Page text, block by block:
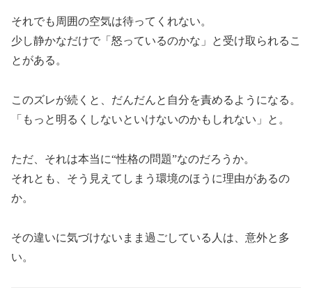
それでも周囲の空気は待ってくれない。
少し静かなだけで「怒っているのかな」と受け取られるこ
とがある。
このズレが続くと、だんだんと自分を責めるようになる。
「もっと明るくしないといけないのかもしれない」と。
ただ、それは本当に“性格の問題”なのだろうか。
それとも、そう見えてしまう環境のほうに理由があるの
か。
その違いに気づけないまま過ごしている人は、意外と多
い。